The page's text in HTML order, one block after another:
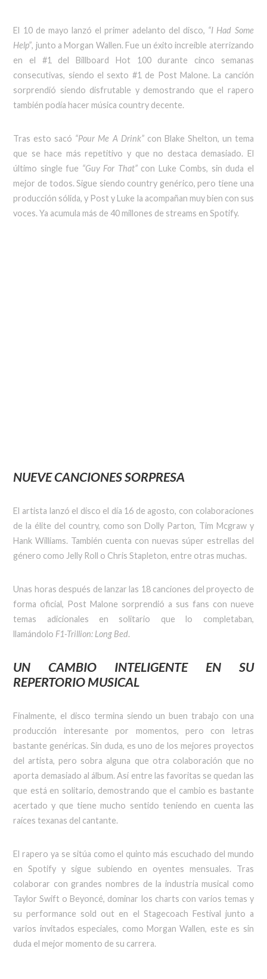
El 10 de mayo lanzó el primer adelanto del disco, “I Had Some
Help”, junto a Morgan Wallen. Fue un éxito increíble aterrizando
en el #1 del Billboard Hot 100 durante cinco semanas
consecutivas, siendo el sexto #1 de Post Malone. La canción
sorprendió siendo disfrutable y demostrando que el rapero
también podía hacer música country decente.
Tras esto sacó “Pour Me A Drink”con Blake Shelton, un tema
que se hace más repetitivo y que no destaca demasiado. El
último single fue “Guy For That”con Luke Combs, sin duda el
mejor de todos. Sigue siendo country genérico, pero tiene una
producción sólida, y Post y Luke la acompañan muy bien con sus
voces. Ya acumula más de 40 millones de streams en Spotify.
NUEVE CANCIONES SORPRESA
El artista lanzó el disco el día 16 de agosto, con colaboraciones
de la élite del country, como son Dolly Parton, Tim Mcgraw y
Hank Williams. También cuenta con nuevas súper estrellas del
género como Jelly Roll o Chris Stapleton, entre otras muchas.
Unas horas después de lanzar las 18 canciones del proyecto de
forma oficial, Post Malone sorprendió a sus fans con nueve
temas adicionales en solitario que lo completaban,
llamándolo F1-Trillion: Long Bed.
UN CAMBIO INTELIGENTE EN SU
REPERTORIO MUSICAL
Finalmente, el disco termina siendo un buen trabajo con una
producción interesante por momentos, pero con letras
bastante genéricas. Sin duda, es uno de los mejores proyectos
del artista, pero sobra alguna que otra colaboración que no
aporta demasiado al álbum. Así entre las favoritas se quedan las
que está en solitario, demostrando que el cambio es bastante
acertado y que tiene mucho sentido teniendo en cuenta las
raíces texanas del cantante.
El rapero ya se sitúa como el quinto más escuchado del mundo
en Spotify y sigue subiendo en oyentes mensuales. Tras
colaborar con grandes nombres de la industria musical como
Taylor Swift o Beyoncé, dominar los charts con varios temas y
su performance sold out en el Stagecoach Festival junto a
varios invitados especiales, como Morgan Wallen, este es sin
duda el mejor momento de su carrera.